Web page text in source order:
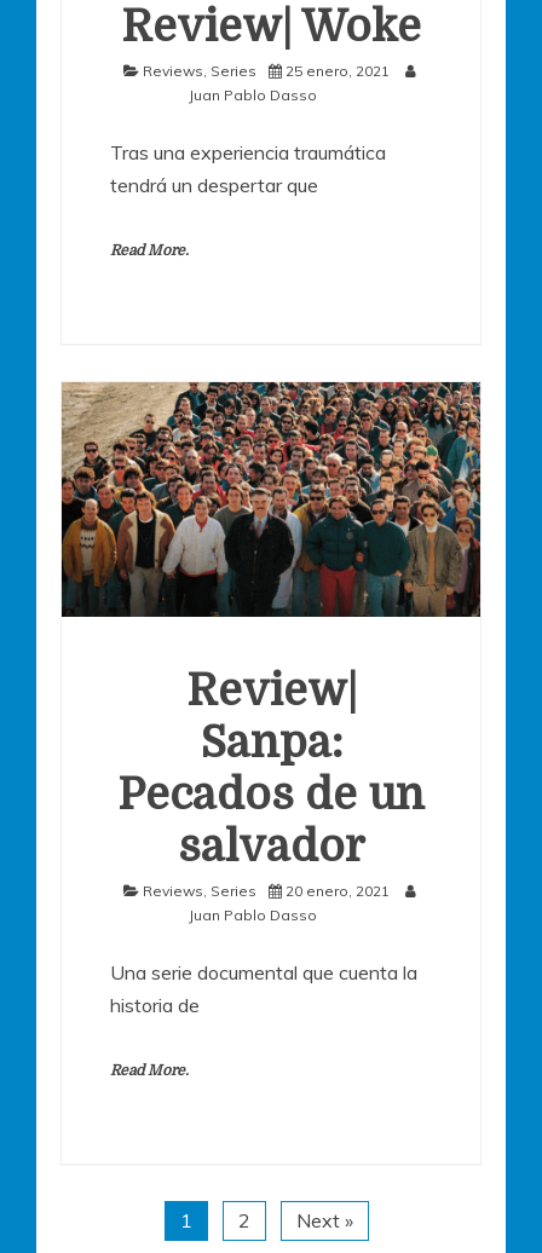
Review| Woke
Reviews Series
25 enero, 2021
Juan Pablo Dasso
Tras una experiencia traumática
tendrá un despertar que
Read More.
Review|
Sanpa:
Pecados de un
salvador
Reviews, Series
20 enero, 2021
Juan Pablo Dasso
Una serie documental que cuenta la
historia de
Read More.
1 2 Next »